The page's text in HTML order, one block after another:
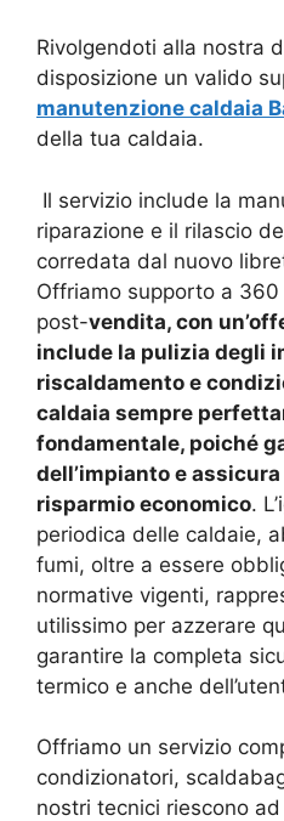
Rivolgendoti alla nostra
disposizione un valido
manutenzione caldaia
della tua caldaia.
Il servizio include la
riparazione e il rilascio
corredata dal nuovo
Offriamo supporto a
post-vendita, con
include la pulizia degli
riscaldamento e
caldaia sempre
fondamentale, poiché
dell’impianto e
risparmio economico.
periodica delle caldaie,
fumi, oltre a essere
normative vigenti,
utilissimo per azzerare
garantire la completa
termico e anche
Offriamo un servizio
condizionatori,
nostri tecnici riescono